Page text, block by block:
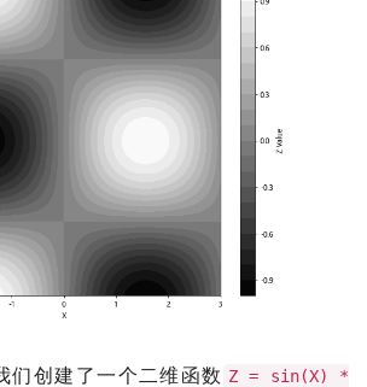
们创建了一个二维函数 Z = sin(X) *